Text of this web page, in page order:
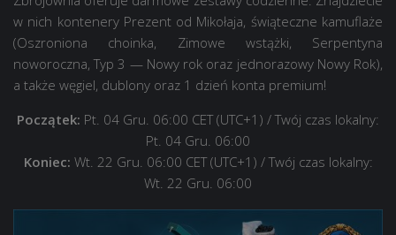
w nich kontenery Prezent od Mikołaja, świąteczne kamuflaże
(Oszroniona choinka, Zimowe wstążki, Serpentyna
noworoczna, Typ 3 — Nowy rok oraz jednorazowy Nowy Rok),
a także węgiel, dublony oraz 1 dzień konta premium!
Początek: Pt. 04 Gru. 06:00 CET (UTC+1) / Twój czas lokalny:
Pt. 04 Gru. 06:00
Koniec: Wt. 22 Gru. 06:00 CET (UTC+1) / Twój czas lokalny:
Wt. 22 Gru. 06:00